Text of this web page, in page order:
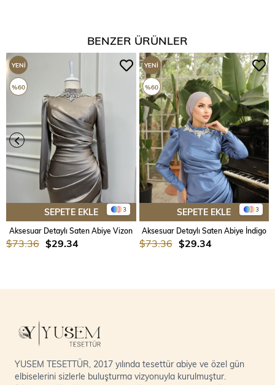
BENZER ÜRÜNLER
3
SEPETE EKLE
Aksesuar Detaylı Saten Abiye Vizon
$29.34
$73.36
YENI
ÜRÜN
%60
3
SEPETE EKLE
Aksesuar Detaylı Saten Abiye İndigo
$29.34
$73.36
YENI
ÜRÜN
%60
YUSEM TESETTÜR, 2017 yılında tesettür abiye ve özel gün
elbiselerini sizlerle buluşturma vizyonuyla kurulmuştur.